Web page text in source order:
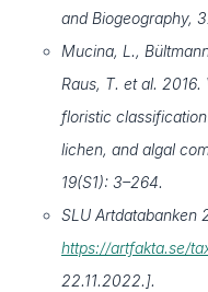
and Biogeography,
Mucina, L.,
Raus, T. et al.
floristic
lichen, and algal
19(S1): 3–264.
SLU Artdatabanken
https://artfakta.se/
22.11.2022.].